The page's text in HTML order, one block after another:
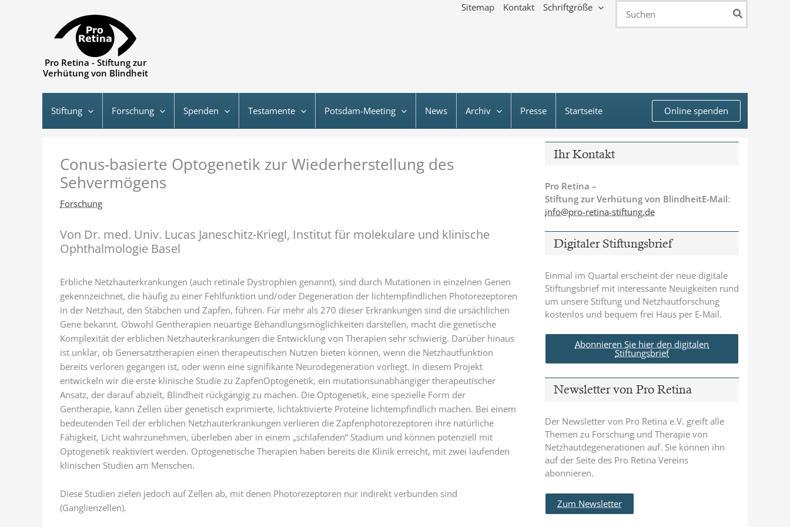
Pro Retina - Stiftung zur
Verhütung von Blindheit
Sitemap Kontakt Schriftgröße
for:
Stiftung Forschung Spenden Testamente Potsdam-Meeting News Archiv Presse Startseite Online spenden
Conus-basierte Optogenetik zur Wiederherstellung des
Sehvermögens
Forschung
Von Dr. med. Univ. Lucas Janeschitz-Kriegl, Institut für molekulare und klinische
Ophthalmologie Basel
Erbliche Netzhauterkrankungen (auch retinale Dystrophien genannt), sind durch Mutationen in einzelnen Genen
gekennzeichnet, die häufig zu einer Fehlfunktion und/oder Degeneration der lichtempfindlichen Photorezeptoren
in der Netzhaut, den Stäbchen und Zapfen, führen. Für mehr als 270 dieser Erkrankungen sind die ursächlichen
Gene bekannt. Obwohl Gentherapien neuartige Behandlungsmöglichkeiten darstellen, macht die genetische
Komplexität der erblichen Netzhauterkrankungen die Entwicklung von Therapien sehr schwierig. Darüber hinaus
ist unklar, ob Genersatztherapien einen therapeutischen Nutzen bieten können, wenn die Netzhautfunktion
bereits verloren gegangen ist, oder wenn eine signifikante Neurodegeneration vorliegt. In diesem Projekt
entwickeln wir die erste klinische Studie zu ZapfenOptogenetik, ein mutationsunabhängiger therapeutischer
Ansatz, der darauf abzielt, Blindheit rückgängig zu machen. Die Optogenetik, eine spezielle Form der
Gentherapie, kann Zellen über genetisch exprimierte, lichtaktivierte Proteine lichtempfindlich machen. Bei einem
bedeutenden Teil der erblichen Netzhauterkrankungen verlieren die Zapfenphotorezeptoren ihre natürliche
Fähigkeit, Licht wahrzunehmen, überleben aber in einem „schlafenden“ Stadium und können potenziell mit
Optogenetik reaktiviert werden. Optogenetische Therapien haben bereits die Klinik erreicht, mit zwei laufenden
klinischen Studien am Menschen.
Diese Studien zielen jedoch auf Zellen ab, mit denen Photorezeptoren nur indirekt verbunden sind
(Ganglienzellen).
Ihr Kontakt
Pro Retina –
Stiftung zur Verhütung von BlindheitE-Mail:
info@pro-retina-stiftung.de
Digitaler Stiftungsbrief
Einmal im Quartal erscheint der neue digitale
Stiftungsbrief mit interessante Neuigkeiten rund
um unsere Stiftung und Netzhautforschung
kostenlos und bequem frei Haus per E-Mail.
Abonnieren Sie hier den digitalen
Stiftungsbrief
Newsletter von Pro Retina
Der Newsletter von Pro Retina e.V. greift alle
Themen zu Forschung und Therapie von
Netzhautdegenerationen auf. Sie können ihn
auf der Seite des Pro Retina Vereins
abonnieren.
Zum Newsletter